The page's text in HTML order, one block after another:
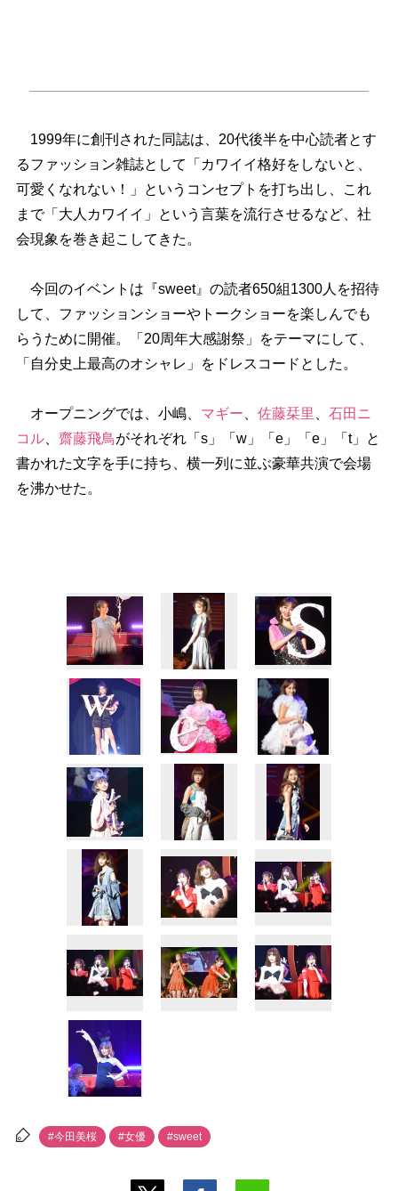
1999年に創刊された同誌は、20代後半を中心読者とす
るファッション雑誌として「カワイイ格好をしないと、
可愛くなれない！」というコンセプトを打ち出し、これ
まで「大人カワイイ」という言葉を流行させるなど、社
会現象を巻き起こしてきた。
今回のイベントは『sweet』の読者650組1300人を招待
して、ファッションショーやトークショーを楽しんでも
らうために開催。「20周年大感謝祭」をテーマにして、
「自分史上最高のオシャレ」をドレスコードとした。
オープニングでは、小嶋、 マギー 佐藤栞里
石田ニ
コル、 齋藤飛鳥がそれぞれ「s」「w」「e」「e」「t」と
書かれた文字を手に持ち、横一列に並ぶ豪華共演で会場
を沸かせた。
#今田美桜 #女優 #sweet